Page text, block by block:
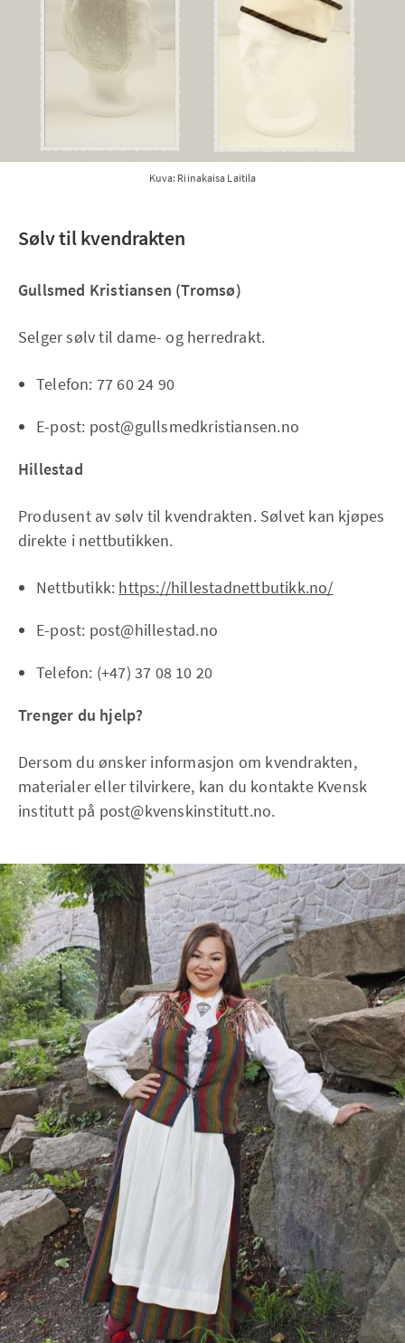
Kuva: Riinakaisa Laitila
Sølv til kvendrakten
Gullsmed Kristiansen (Tromsø)
Selger sølv til dame- og herredrakt.
Telefon: 77 60 24 90
E-post: post@gullsmedkristiansen.no
Hillestad
Produsent av sølv til kvendrakten. Sølvet kan kjøpes
direkte i nettbutikken.
Nettbutikk: https://hillestadnettbutikk.no/
E-post: post@hillestad.no
Telefon: (+47) 37 08 10 20
Trenger du hjelp?
Dersom du ønsker informasjon om kvendrakten,
materialer eller tilvirkere, kan du kontakte Kvensk
institutt på post@kvenskinstitutt.no.